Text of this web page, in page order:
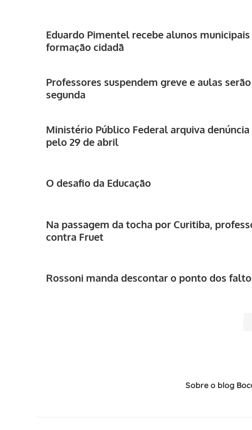
Eduardo Pimentel recebe alunos municipais
formação cidadã
Professores suspendem greve e aulas
segunda
Ministério Público Federal arquiva
pelo 29 de abril
O desafio da Educação
Na passagem da tocha por Curitiba,
contra Fruet
Rossoni manda descontar o ponto dos
Sobre o blog